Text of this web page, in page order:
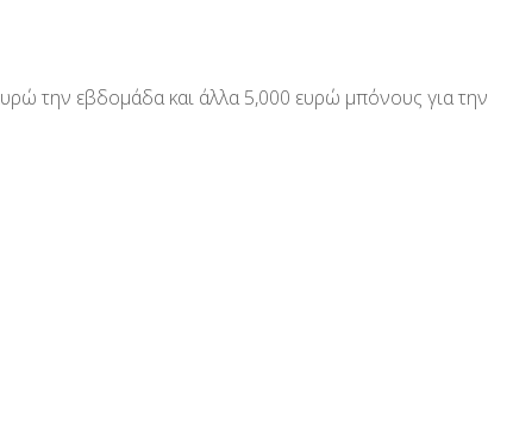
την εβδομάδα και άλλα 5,000 ευρώ μπόνους για την